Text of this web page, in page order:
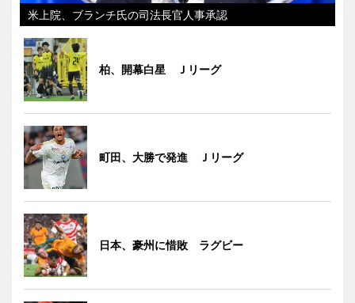
米上院、ブランチ氏の司法長官人事承認
柏、開幕白星 Ｊリーグ
町田、大勝で発進 Ｊリーグ
日本、豪州に惜敗 ラグビー